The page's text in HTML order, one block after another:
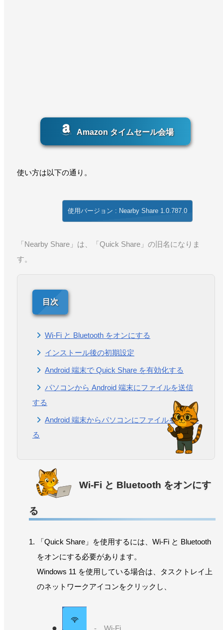
Amazon タイムセール会場
使い方は以下の通り。
使用バージョン : Nearby Share 1.0.787.0
「Nearby Share」は、「Quick Share」の旧名になりま
す。
Wi-Fi と Bluetooth をオンにする
インストール後の初期設定
Android 端末で Quick Share を有効化する
パソコンから Android 端末にファイルを送信
する
Android 端末からパソコンにファイルを送信す
る
Wi-Fi と Bluetooth をオンにす
る
「Quick Share」を使用するには、Wi-Fi と Bluetooth
をオンにする必要があります。
Windows 11 を使用している場合は、タスクトレイ上
のネットワークアイコンをクリックし、
- Wi-Fi